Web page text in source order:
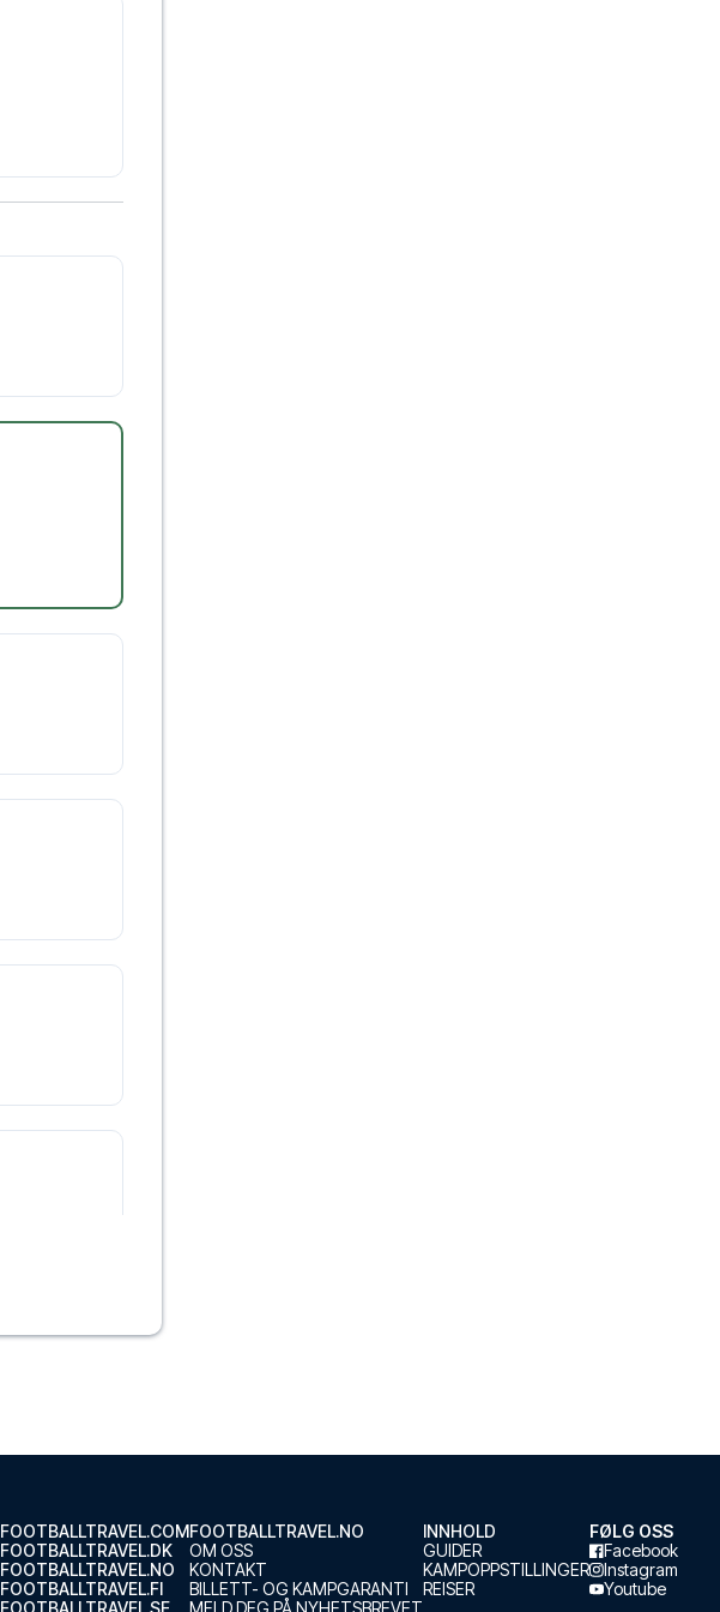
FOOTBALLTRAVEL.COM
FOOTBALLTRAVEL.DK
FOOTBALLTRAVEL.NO
FOOTBALLTRAVEL.FI
FOOTBALLTRAVEL.SE
FOOTBALLTRAVEL.NO
OM OSS
KONTAKT
BILLETT- OG KAMPGARANTI
MELD DEG PÅ NYHETSBREVET
INNHOLD
GUIDER
KAMPOPPSTILLINGER
REISER
FØLG OSS
Facebook
Instagram
Youtube